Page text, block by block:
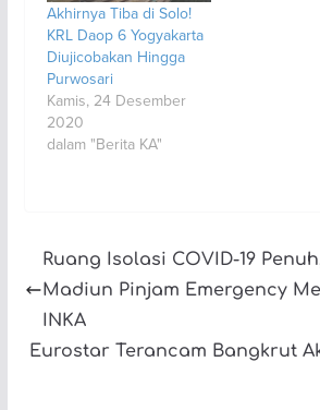
Akhirnya Tiba di Solo!
KRL Daop 6 Yogyakarta
Diujicobakan Hingga
Purwosari
Kamis, 24 Desember
2020
dalam "Berita KA"
Ruang Isolasi COVID-19
Madiun Pinjam Emergency
INKA
Eurostar Terancam Bangkrut